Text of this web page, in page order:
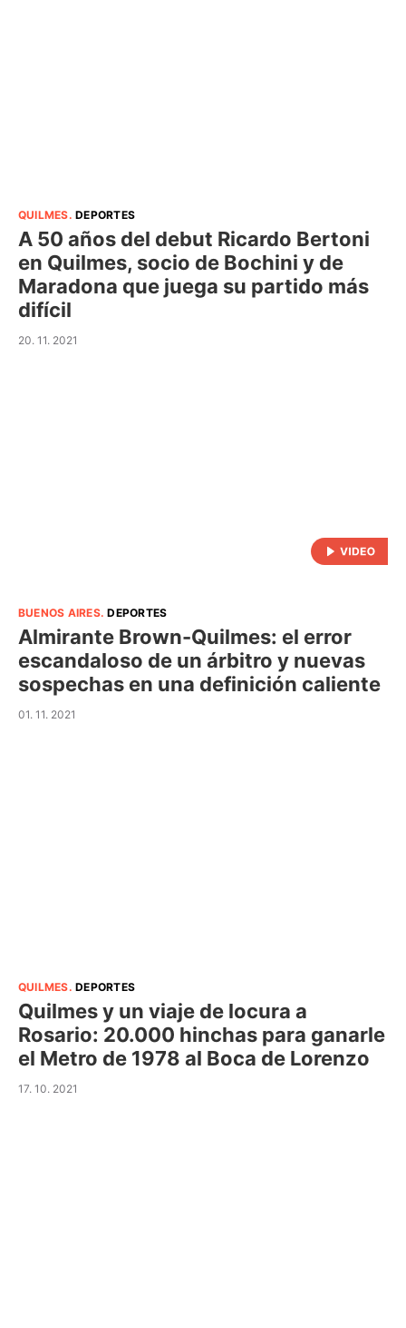
QUILMES.DEPORTES
A 50 años del debut Ricardo Bertoni
en Quilmes, socio de Bochini y de
Maradona que juega su partido más
difícil
20. 11. 2021
BUENOS AIRES.DEPORTES
Almirante Brown-Quilmes: el error
escandaloso de un árbitro y nuevas
sospechas en una definición caliente
01. 11. 2021
QUILMES.DEPORTES
Quilmes y un viaje de locura a
Rosario: 20.000 hinchas para ganarle
el Metro de 1978 al Boca de Lorenzo
17. 10. 2021